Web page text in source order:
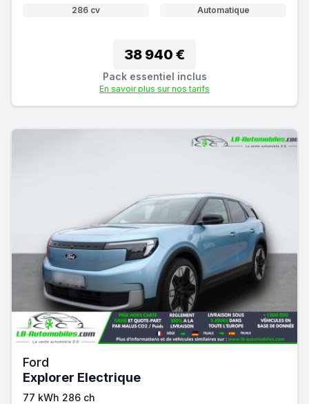
286 cv
Automatique
38 940 €
Pack essentiel inclus
En savoir plus sur nos tarifs
Ford
Explorer Electrique
77 kWh 286 ch